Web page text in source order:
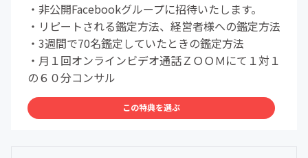
・非公開Facebookグループに招待いたします。
・リピートされる鑑定方法、経営者様への鑑定方法
・3週間で70名鑑定していたときの鑑定方法
・月１回オンラインビデオ通話ＺＯＯＭにて１対１
の６０分コンサル
この特典を選ぶ